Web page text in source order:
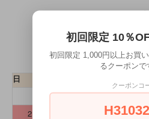
カレンダ
2026年8
日
2
5
初回限定 10％
初回限定 1,000円以上お買
るクーポンで
クーポンコ